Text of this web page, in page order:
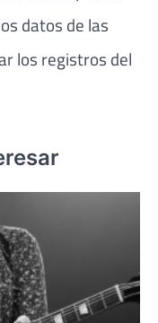
datos de las
los registros del